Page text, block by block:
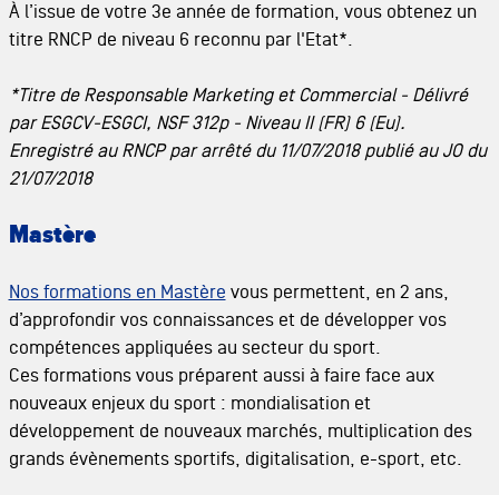
À l’issue de votre 3e année de formation, vous obtenez un
titre RNCP de niveau 6 reconnu par l'Etat*.
*Titre de Responsable Marketing et Commercial - Délivré
par ESGCV-ESGCI, NSF 312p - Niveau II (FR) 6 (Eu).
Enregistré au RNCP par arrêté du 11/07/2018 publié au JO du
21/07/2018
Mastère
Nos formations en Mastère vous permettent, en 2 ans,
d’approfondir vos connaissances et de développer vos
compétences appliquées au secteur du sport.
Ces formations vous préparent aussi à faire face aux
nouveaux enjeux du sport : mondialisation et
développement de nouveaux marchés, multiplication des
grands évènements sportifs, digitalisation, e-sport, etc.